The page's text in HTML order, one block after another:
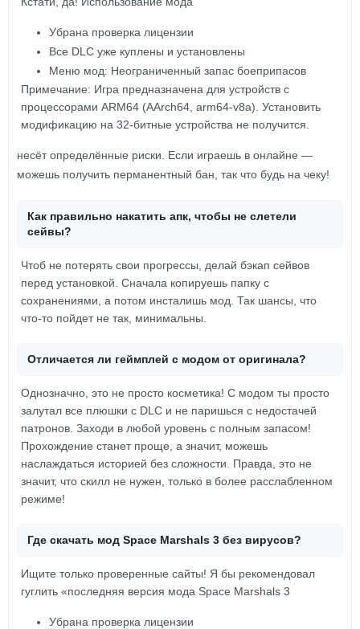
Убрана проверка лицензии
Все DLC уже куплены и установлены
Меню мод: Неограниченный запас боеприпасов
Примечание: Игра предназначена для устройств с
процессорами ARM64 (AArch64, arm64-v8a). Установить
модификацию на 32-битные устройства не получится.
несёт определённые риски. Если играешь в онлайне —
можешь получить перманентный бан, так что будь на чеку!
Как правильно накатить апк, чтобы не слетели
сейвы?
Чтоб не потерять свои прогрессы, делай бэкап сейвов
перед установкой. Сначала копируешь папку с
сохранениями, а потом инсталишь мод. Так шансы, что
что-то пойдет не так, минимальны.
Отличается ли геймплей с модом от оригинала?
Однозначно, это не просто косметика! С модом ты просто
залутал все плюшки с DLC и не паришься с недостачей
патронов. Заходи в любой уровень с полным запасом!
Прохождение станет проще, а значит, можешь
наслаждаться историей без сложности. Правда, это не
значит, что скилл не нужен, только в более расслабленном
режиме!
Где скачать мод Space Marshals 3 без вирусов?
Ищите только проверенные сайты! Я бы рекомендовал
гуглить «последняя версия мода Space Marshals 3
Убрана проверка лицензии